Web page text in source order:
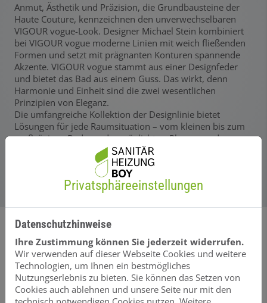
Anmut, Ästhetik und Präzision, die Grundbausteine der
Haute Couture, kennzeichnen den unverwechselbaren
VIGOUR vogue-Look. Designer Michael Stein kombiniert
bei VIGOUR vogue moderne Linien mit weich fließenden
Formen und setzt mit prägnanten Konturen spannende
Akzente. VIGOUR vogue stammt aus einer Designfeder
und bietet das Bad aus einem Guss. Das wirkt, denn
Harmonie und Einheit sind die zwei wesentlichen
Prinzipien von Eleganz.
Die umfangreiche Kollektion der Designlinie bietet
Lösungen für jede Raumsituation – vom kleinen bis zum
großzügigen Bad – und ermöglicht es Planern und
Architekten, Bädern eine besondere Aura zu verleihen.
Formvollendete Ästhetik
Ein eindrucksvolles Highlight der VIGOUR vogue
Designlinie ist ihre Doppelschale mit dem hochwertigen,
widerstandsfähigen Obermaterial protectPLUS. Das
Design spiegelt das fließende Wasser wider, erinnert an
Privatsphäre­einstellungen
Datenschutzhinweise
Ihre Zustimmung können Sie jederzeit widerrufen.
Wir verwenden auf dieser Webseite Cookies und weitere
Technologien, um Ihnen ein bestmögliches
Nutzungserlebnis zu bieten. Sie können das Setzen von
Cookies auch ablehnen und unsere Seite nur mit den